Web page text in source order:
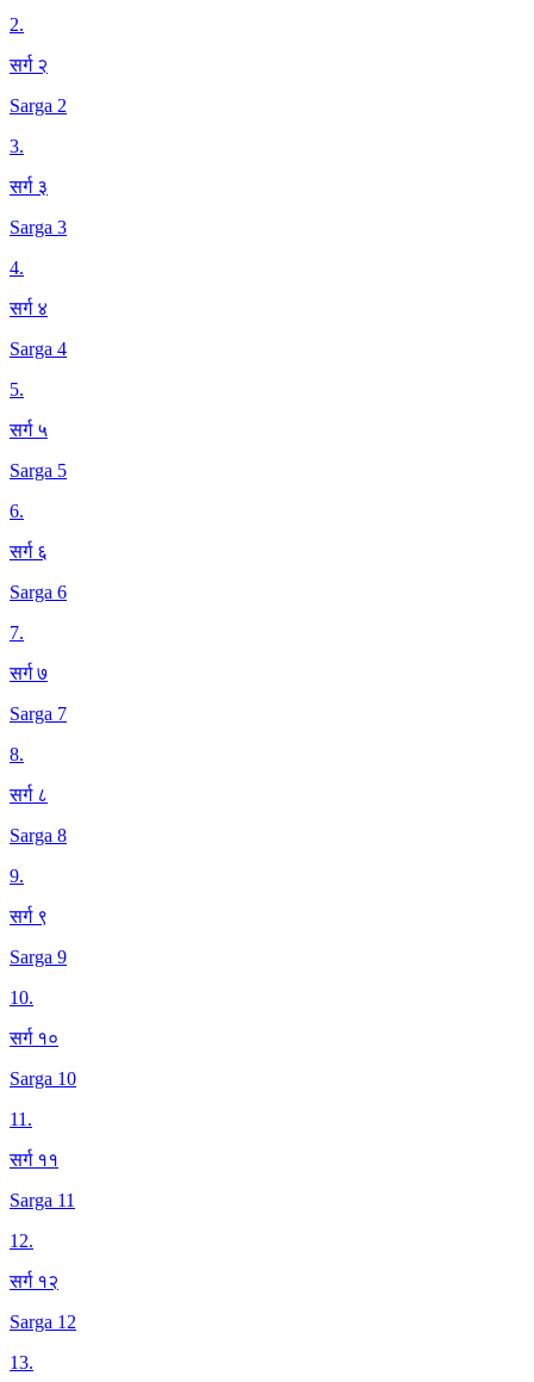
2.
सर्ग २
Sarga 2
3.
सर्ग ३
Sarga 3
4.
सर्ग ४
Sarga 4
5.
सर्ग ५
Sarga 5
6.
सर्ग ६
Sarga 6
7.
सर्ग ७
Sarga 7
8.
सर्ग ८
Sarga 8
9.
सर्ग ९
Sarga 9
10.
सर्ग १०
Sarga 10
11.
सर्ग ११
Sarga 11
12.
सर्ग १२
Sarga 12
13.